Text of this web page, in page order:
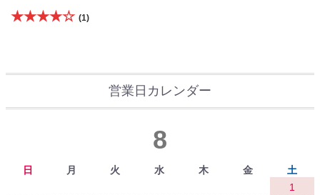
★★★★☆ (1)
営業日カレンダー
8
日 月 火 水 木 金
土
1